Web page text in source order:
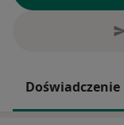
Doświadczenie